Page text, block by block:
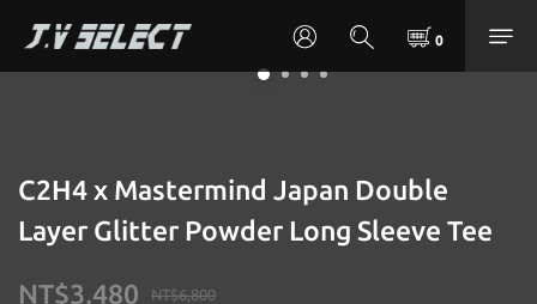
C2H4 x Mastermind Japan Double
Layer Glitter Powder Long Sleeve Tee
NT$6,800
NT$3,480